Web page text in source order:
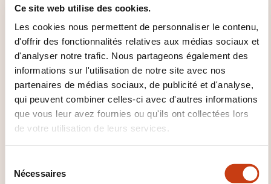
Ce site web utilise des cookies.
Les cookies nous permettent de personnaliser le contenu,
d'offrir des fonctionnalités relatives aux médias sociaux et
d'analyser notre trafic. Nous partageons également des
informations sur l'utilisation de notre site avec nos
partenaires de médias sociaux, de publicité et d'analyse,
qui peuvent combiner celles-ci avec d'autres informations
que vous leur avez fournies ou qu'ils ont collectées lors
de votre utilisation de leurs services.
Nécessaires
20.11.2026 - 1 jour(s)
Horaire
09h00 à 16h30
Lieu
Prix
468,00 € TTC